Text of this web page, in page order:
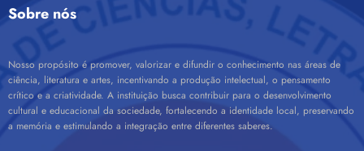
Sobre nós
Nosso propósito é promover, valorizar e difundir o conhecimento nas áreas de
ciência, literatura e artes, incentivando a produção intelectual, o pensamento
crítico e a criatividade. A instituição busca contribuir para o desenvolvimento
cultural e educacional da sociedade, fortalecendo a identidade local, preservando
a memória e estimulando a integração entre diferentes saberes.